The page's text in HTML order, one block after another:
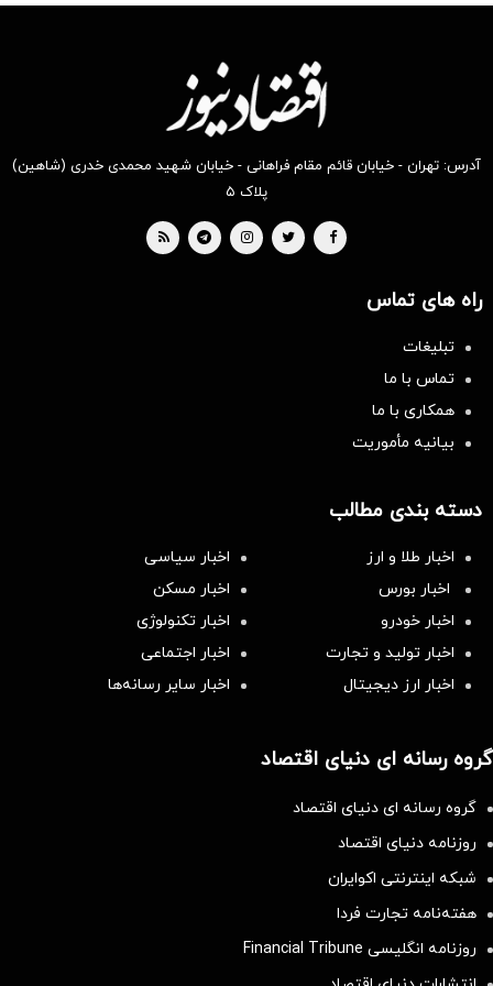
آدرس: تهران - خیابان قائم مقام فراهانی - خیابان شهید محمدی خدری (شاهین)
پلاک ۵
راه های تماس
تبلیغات
تماس با ما
همکاری با ما
بیانیه مأموریت
دسته بندی مطالب
اخبار طلا و ارز
اخبار سیاسی
اخبار بورس
اخبار مسکن
اخبار خودرو
اخبار تکنولوژی
اخبار تولید و تجارت
اخبار اجتماعی
اخبار ارز دیجیتال
اخبار سایر رسانه‌‌ها
گروه رسانه ای دنیای اقتصاد
گروه رسانه ای دنیای اقتصاد
روزنامه دنیای اقتصاد
شبکه اینترنتی اکوایران
هفته‌نامه تجارت فردا
روزنامه انگلیسی Financial Tribune